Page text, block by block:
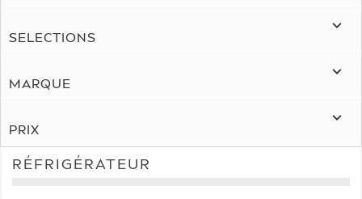
SELECTIONS

MARQUE

PRIX

RÉFRIGÉRATEUR